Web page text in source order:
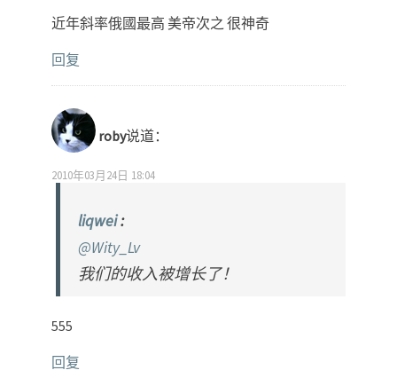
近年斜率俄國最高 美帝次之 很神奇
回复
roby说道：
2010年03月24日 18:04
liqwei:
@Wity_Lv
我们的收入被增长了！
555
回复